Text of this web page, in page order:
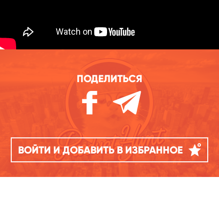
ПОДЕЛИТЬСЯ
ВОЙТИ И ДОБАВИТЬ В ИЗБРАННОЕ